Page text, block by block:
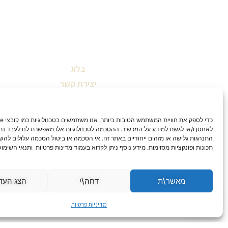
לאחסן ו/או לגשת למידע על המכשיר. ההסכמה לטכנולוגיות אלו מאפשרת לנו לעבד
התנהגות גלישה או מזהים ייחודיים באתר זה. אי הסכמה או ביטול הסכמה עלולים
תכונות ופונקציות מסוימות. מידע נוסף ניתן לקרוא בעמוד מדינות פרטיות ותנאי
מאשר\ת דחה\י הצג
מדיניות פרטיות
בלוג
יצירת קשר
הצהרת נגישות
מדיניות החזרות וביטולים